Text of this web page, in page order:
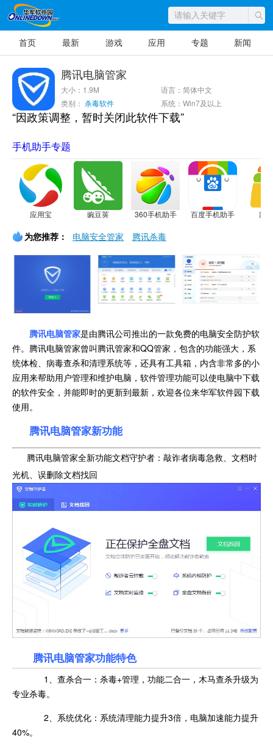
首页 最新 游戏 应用 专题 新闻
腾讯电脑管家
大小：1.9M
语言：简体中文
类别： 杀毒软件 系统：Win7及以上
“因政策调整，暂时关闭此软件下载”
手机助手专题
应用宝 豌豆荚 360手机助手 百度手机助手 应
为您推荐： 电脑安全管家 腾讯杀毒
腾讯电脑管家是由腾讯公司推出的一款免费的电脑安全防护软
件。腾讯电脑管家曾叫腾讯管家和QQ管家，包含的功能强大，系
统体检、病毒查杀和清理系统等，还具有工具箱，内含非常多的小
应用来帮助用户管理和维护电脑，软件管理功能可以使电脑中下载
的软件安全，并能即时的更新到最新，欢迎各位来华军软件园下载
使用。
腾讯电脑管家新功能
腾讯电脑管家全新功能文档守护者：敲诈者病毒急救、文档时
光机、误删除文档找回
腾讯电脑管家功能特色
1、查杀合一：杀毒+管理，功能二合一，木马查杀升级为
专业杀毒。
2、系统优化：系统清理能力提升3倍，电脑加速能力提升
40%。